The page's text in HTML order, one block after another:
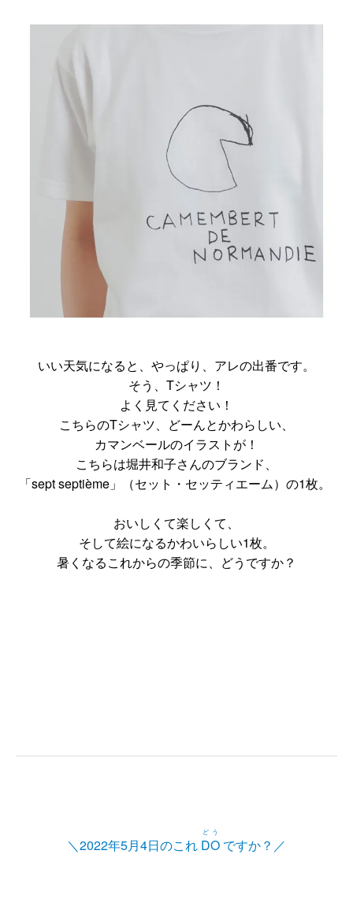
いい天気になると、やっぱり、アレの出番です。
そう、Tシャツ！
よく見てください！
こちらのTシャツ、どーんとかわらしい、
カマンベールのイラストが！
こちらは堀井和子さんのブランド、
「sept septième」（セット・セッティエーム）の1枚。
おいしくて楽しくて、
そして絵になるかわいらしい1枚。
暑くなるこれからの季節に、どうですか？
＼2022年5月4日のこれ DO
どう
ですか？／